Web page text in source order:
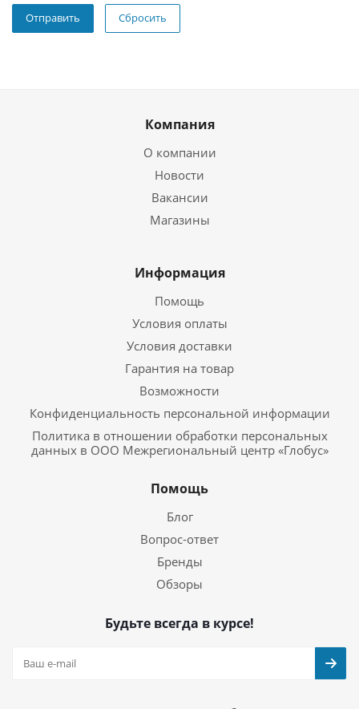
Сбросить
Компания
О компании
Новости
Вакансии
Магазины
Информация
Помощь
Условия оплаты
Условия доставки
Гарантия на товар
Возможности
Конфиденциальность персональной информации
Политика в отношении обработки персональных
данных в ООО Межрегиональный центр «Глобус»
Помощь
Блог
Вопрос-ответ
Бренды
Обзоры
Будьте всегда в курсе!